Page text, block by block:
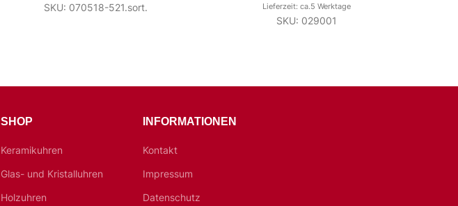
SKU: 070518-521.sort. Lieferzeit: ca.5 Werktage
SKU: 029001
SHOP
Keramikuhren
Glas- und Kristalluhren
Holzuhren
INFORMATIONEN
Kontakt
Impressum
Datenschutz